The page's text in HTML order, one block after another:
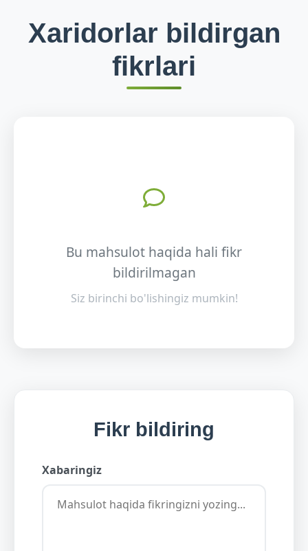
Xaridorlar bildirgan
fikrlari
Bu mahsulot haqida hali fikr
bildirilmagan
Siz birinchi bo'lishingiz mumkin!
Fikr bildiring
Xabaringiz